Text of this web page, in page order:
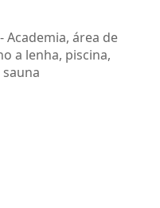
Academia, área de
a lenha, piscina,